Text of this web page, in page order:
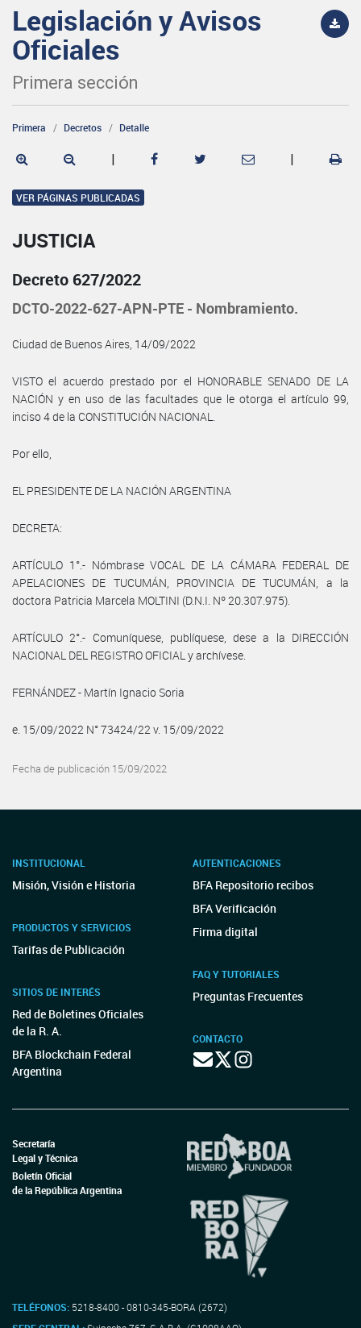
Legislación y Avisos
Oficiales
Primera sección
Primera Decretos Detalle
| |
VER PÁGINAS PUBLICADAS
JUSTICIA
Decreto 627/2022
DCTO-2022-627-APN-PTE - Nombramiento.
Ciudad de Buenos Aires, 14/09/2022
VISTO el acuerdo prestado por el HONORABLE SENADO DE LA
NACIÓN y en uso de las facultades que le otorga el artículo 99,
inciso 4 de la CONSTITUCIÓN NACIONAL.
Por ello,
EL PRESIDENTE DE LA NACIÓN ARGENTINA
DECRETA:
ARTÍCULO 1°.- Nómbrase VOCAL DE LA CÁMARA FEDERAL DE
APELACIONES DE TUCUMÁN, PROVINCIA DE TUCUMÁN, a la
doctora Patricia Marcela MOLTINI (D.N.I. Nº 20.307.975).
ARTÍCULO 2°.- Comuníquese, publíquese, dese a la DIRECCIÓN
NACIONAL DEL REGISTRO OFICIAL y archívese.
FERNÁNDEZ - Martín Ignacio Soria
e. 15/09/2022 N° 73424/22 v. 15/09/2022
Fecha de publicación 15/09/2022
INSTITUCIONAL
Misión, Visión e Historia
PRODUCTOS Y SERVICIOS
Tarifas de Publicación
SITIOS DE INTERÉS
Red de Boletines Oficiales
de la R. A.
BFA Blockchain Federal
Argentina
AUTENTICACIONES
BFA Repositorio recibos
BFA Verificación
Firma digital
FAQ Y TUTORIALES
Preguntas Frecuentes
CONTACTO
Secretaría
Legal y Técnica
Boletín Oficial
de la República Argentina
TELÉFONOS: 5218-8400 - 0810-345-BORA (2672)